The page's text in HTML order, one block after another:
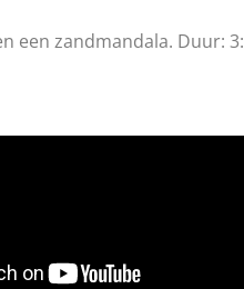
een zandmandala. Duur: